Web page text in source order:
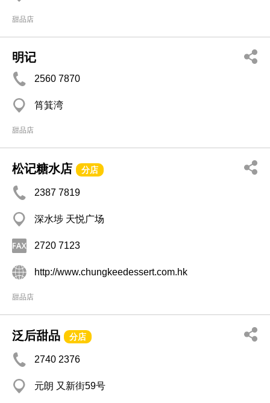
甜品店
明记
2560 7870
筲箕湾
甜品店
松记糖水店 分店
2387 7819
深水埗 天悦广场
2720 7123
http://www.chungkeedessert.com.hk
甜品店
泛后甜品 分店
2740 2376
元朗 又新街59号